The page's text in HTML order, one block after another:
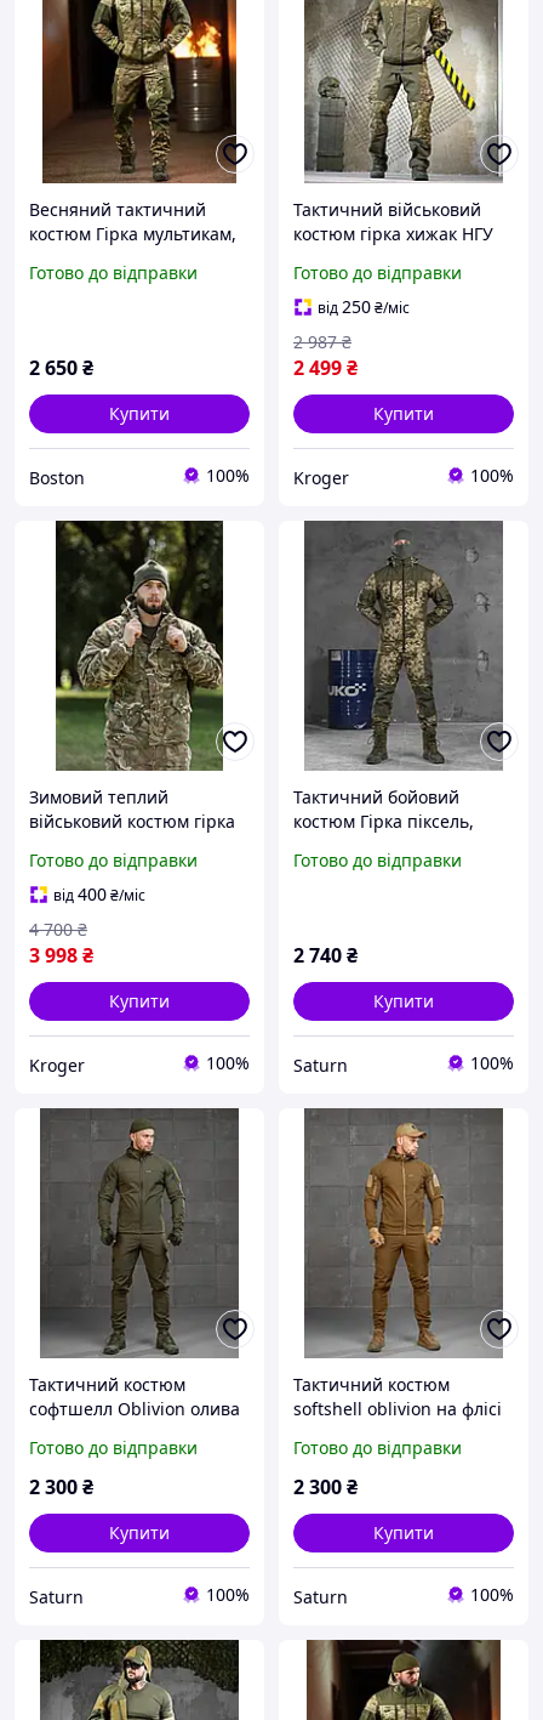
Весняний тактичний
костюм Гірка мультикам,
костюм гірка олива
Готово до відправки
2 650₴
Купити
Boston 100%
Тактичний військовий
костюм гірка хижак НГУ
Готово до відправки
від250₴/міс
2 499₴
2 987 ₴
Купити
Kroger 100%
Зимовий теплий
військовий костюм гірка
флісі
Готово до відправки
від400₴/міс
3 998₴
4 700 ₴
Купити
Kroger 100%
Тактичний бойовий
костюм Гірка піксель,
костюм Гірка камуфляж
Готово до відправки
2 740₴
Купити
Saturn 100%
Тактичний костюм
софтшелл Oblivion олива
водовідштовхуючий
костюм гірка на флісі
Готово до відправки
2 300₴
Купити
Saturn 100%
Тактичний костюм
softshell oblivion на флісі
водовідштовхуючий
костюм гірка на флісі
Готово до відправки
2 300₴
Купити
Saturn 100%